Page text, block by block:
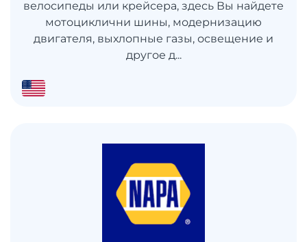
велосипеды или крейсера, здесь Вы найдете
мотоциклични шины, модернизацию
двигателя, выхлопные газы, освещение и
другое д...